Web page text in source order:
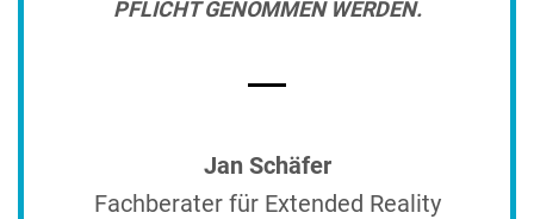
PFLICHT GENOMMEN WERDEN.
Jan Schäfer
Fachberater für Extended Reality